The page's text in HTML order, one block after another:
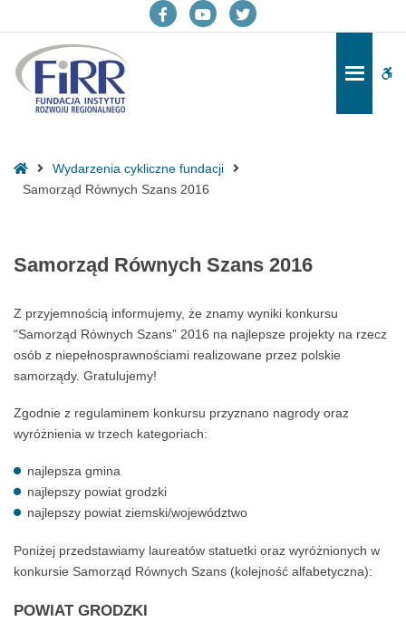
Równych
Szans
2016
Fundacja
Regionalnego
w w
oknie
Strona
główna
Wydarzenia cykliczne fundacji
Samorząd Równych Szans 2016
Samorząd Równych Szans 2016
Z przyjemnością informujemy, że znamy wyniki konkursu
“Samorząd Równych Szans” 2016 na najlepsze projekty na rzecz
osób z niepełnosprawnościami realizowane przez polskie
samorządy. Gratulujemy!
Zgodnie z regulaminem konkursu przyznano nagrody oraz
wyróżnienia w trzech kategoriach:
najlepsza gmina
najlepszy powiat grodzki
najlepszy powiat ziemski/województwo
Poniżej przedstawiamy laureatów statuetki oraz wyróżnionych w
konkursie Samorząd Równych Szans (kolejność alfabetyczna):
POWIAT GRODZKI